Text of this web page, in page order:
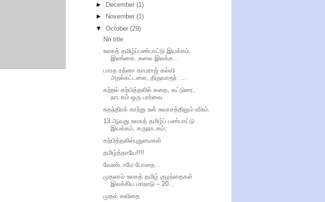
► December (1)
►
November (1)
▼ October (29)
No title
உலகத் தமிழ்ப்பண்பாட்டு இயக்கம்.
இலங்கை. கலை இலக்க...
பாரத ரத்னா காமராஜ் கல்வி
அறக்கட்டளை, திருவாரூர். ...
கற்றல் கற்பித்தலில் கதை, கட்டுரை,
நாடகம் ஒரு பார்வை.
சுதந்திரக் காற்று உன் சுவாசத்திலும் வீசும்.
13 ஆவது உலகத் தமிழ்ப் பண்பாட்டு
இயக்கம், கருநாடகம்,
கற்பித்தலில்புதுமைகள்
தமிழ்த்தாயே!!!!
வேண்டாமே போதை...
முதலாம் உலகத் தமிழ் குழந்தைகள்
இலக்கிய மாநாடு – 20...
முதல் கவிதை